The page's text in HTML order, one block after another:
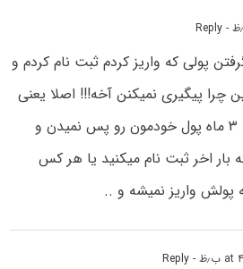
- Reply
پولی که واریز کردم ثبت نام کردم و
چرا پیگیری نمیکنن آخه!!! اصلا یعنی
چی پول واریز کردیم و بعد ۳ ماه پول خودمون رو پس نمیدن و
بار اخر ثبت نام میکنید یا هر کس
پولش واریز نمیشه و ..
- Reply